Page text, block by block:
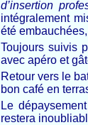
d’insertion
intégralement
été
Toujours suivis
avec apéro et
Retour vers le
bon café en
Le
restera